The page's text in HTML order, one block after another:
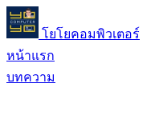
โยโยคอมพิวเตอร์
หน้าแรก
บทความ